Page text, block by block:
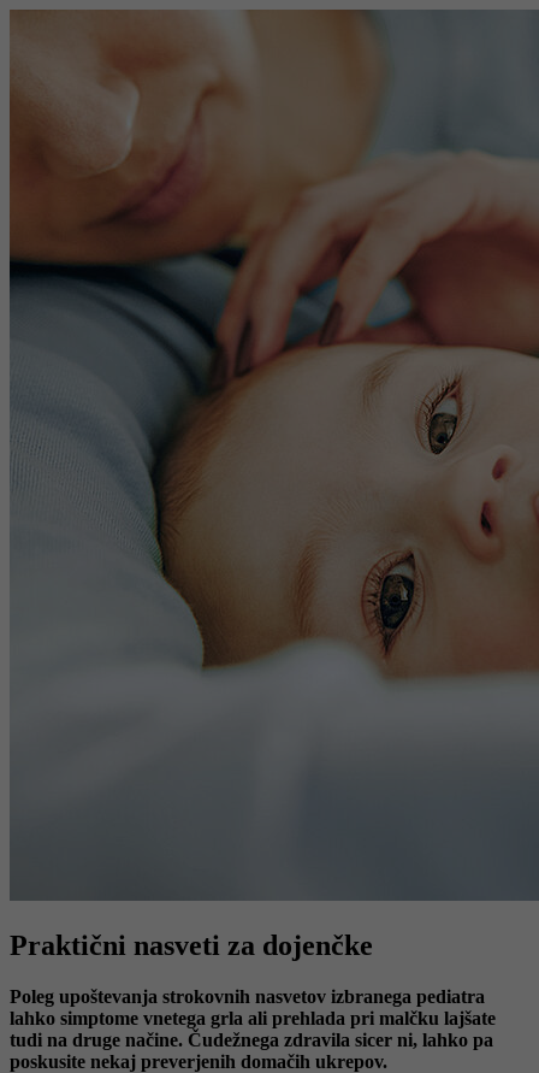
Praktični nasveti za dojenčke
Poleg upoštevanja strokovnih nasvetov izbranega pediatra
lahko simptome vnetega grla ali prehlada pri malčku lajšate
tudi na druge načine. Čudežnega zdravila sicer ni, lahko pa
poskusite nekaj preverjenih domačih ukrepov.